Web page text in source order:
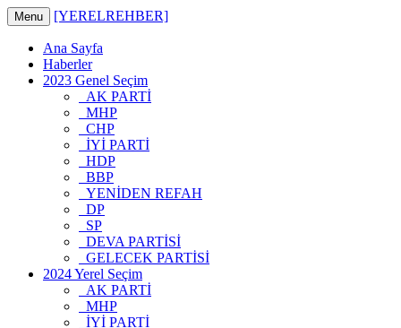
Menu [YERELREHBER]
Ana Sayfa
Haberler
2023 Genel Seçim
AK PARTİ
MHP
CHP
İYİ PARTİ
HDP
BBP
YENİDEN REFAH
DP
SP
DEVA PARTİSİ
GELECEK PARTİSİ
2024 Yerel Seçim
AK PARTİ
MHP
İYİ PARTİ